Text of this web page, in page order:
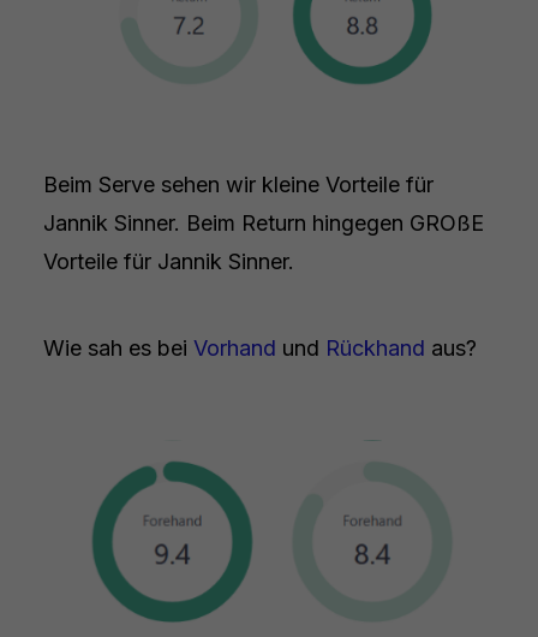
Beim Serve sehen wir kleine Vorteile für
Jannik Sinner. Beim Return hingegen GROßE
Vorteile für Jannik Sinner.
Wie sah es bei Vorhand und Rückhand aus?